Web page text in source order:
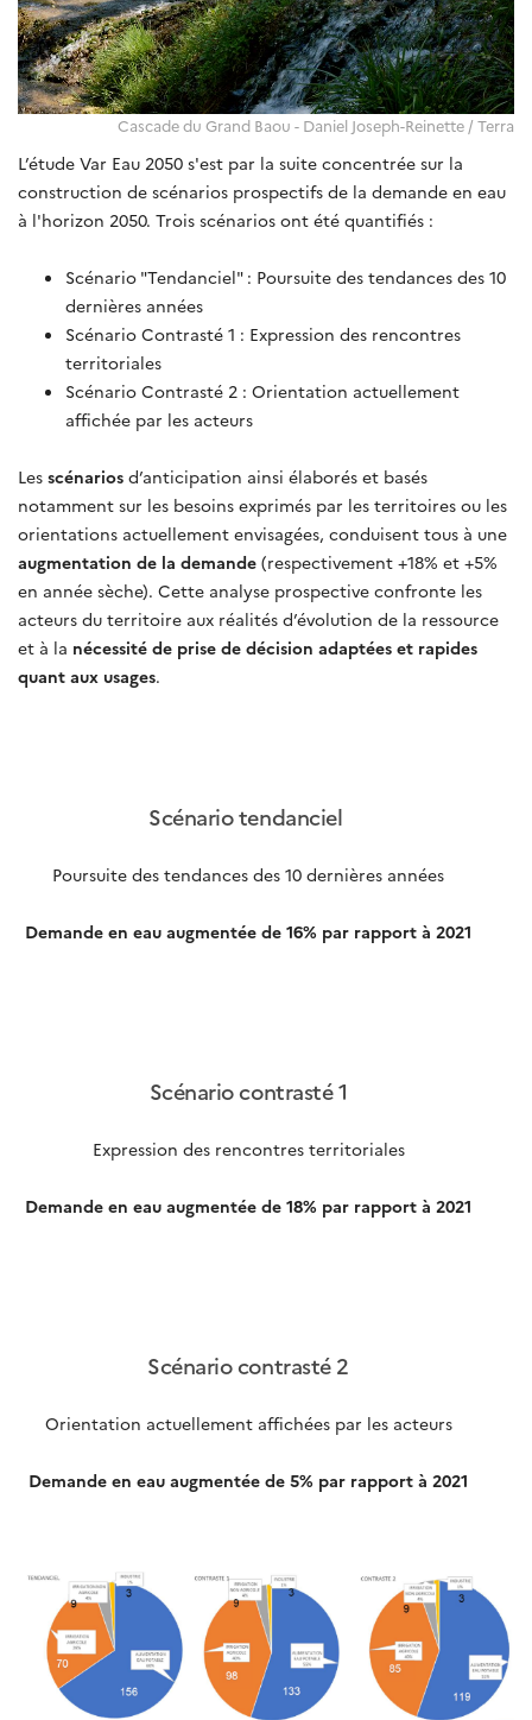
Cascade du Grand Baou - Daniel Joseph-Reinette / Terra
L’étude Var Eau 2050 s'est par la suite concentrée sur la
construction de scénarios prospectifs de la demande en eau
à l'horizon 2050. Trois scénarios ont été quantifiés :
Scénario "Tendanciel" : Poursuite des tendances des 10
dernières années
Scénario Contrasté 1 : Expression des rencontres
territoriales
Scénario Contrasté 2 : Orientation actuellement
affichée par les acteurs
Les scénarios d’anticipation ainsi élaborés et basés
notamment sur les besoins exprimés par les territoires ou les
orientations actuellement envisagées, conduisent tous à une
augmentation de la demande (respectivement +18% et +5%
en année sèche). Cette analyse prospective confronte les
acteurs du territoire aux réalités d’évolution de la ressource
et à la nécessité de prise de décision adaptées et rapides
quant aux usages.
Scénario tendanciel
Poursuite des tendances des 10 dernières années
Demande en eau augmentée de 16% par rapport à 2021
Scénario contrasté 1
Expression des rencontres territoriales
Demande en eau augmentée de 18% par rapport à 2021
Scénario contrasté 2
Orientation actuellement affichées par les acteurs
Demande en eau augmentée de 5% par rapport à 2021